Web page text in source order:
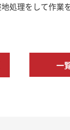
処理をして作業
一